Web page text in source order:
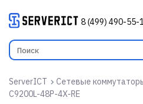
8 (499) 490-55-
ServerICT Сетевые
C9200L-48P-4X-RE